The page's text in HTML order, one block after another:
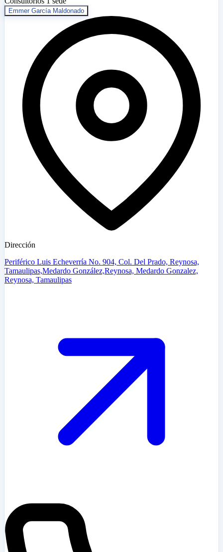
Emmer García Maldonado
Dirección
Periférico Luis Echeverría No. 904, Col. Del Prado, Reynosa,
Tamaulipas,Medardo González,Reynosa, Medardo Gonzalez,
Reynosa, Tamaulipas